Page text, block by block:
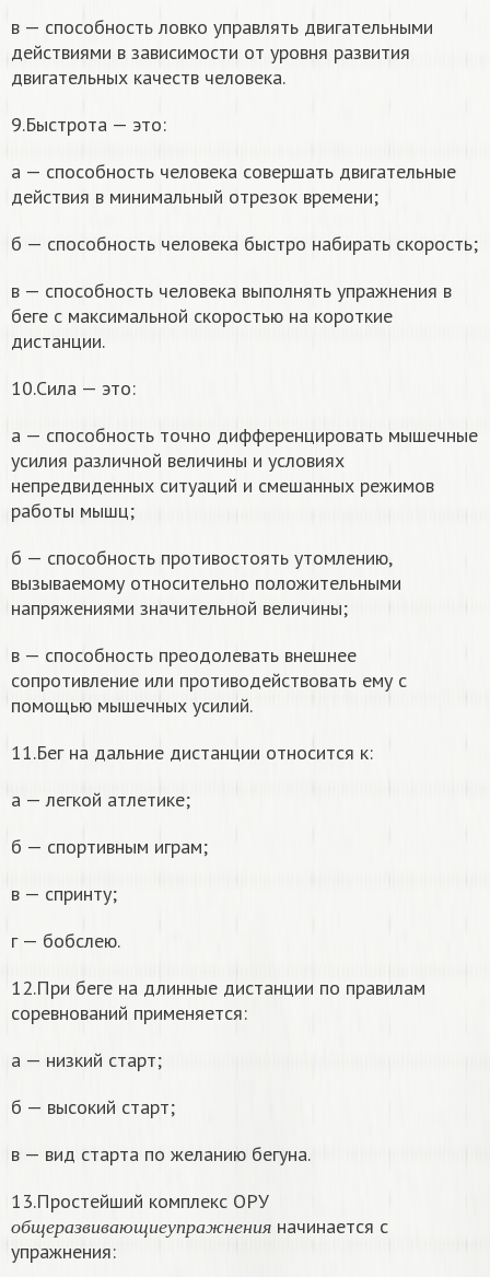
в — способность ловко управлять двигательными
действиями в зависимости от уровня развития
двигательных качеств человека.
9.Быстрота — это:
а — способность человека совершать двигательные
действия в минимальный отрезок времени;
б — способность человека быстро набирать скорость;
в — способность человека выполнять упражнения в
беге с максимальной скоростью на короткие
дистанции.
10.Сила — это:
а — способность точно дифференцировать мышечные
усилия различной величины и условиях
непредвиденных ситуаций и смешанных режимов
работы мышц;
б — способность противостоять утомлению,
вызываемому относительно положительными
напряжениями значительной величины;
в — способность преодолевать внешнее
сопротивление или противодействовать ему с
помощью мышечных усилий.
11.Бег на дальние дистанции относится к:
а — легкой атлетике;
б — спортивным играм;
в — спринту;
г — бобслею.
12.При беге на длинные дистанции по правилам
соревнований применяется:
а — низкий старт;
б — высокий старт;
в — вид старта по желанию бегуна.
13.Простейший комплекс ОРУ
о б щ е р а з в и в а ю щ и е у п р а ж н е н ия
общеразвивающиеупраж нен и начинается с
упражнения: